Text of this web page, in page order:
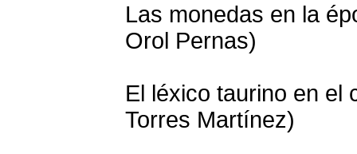
Las monedas en la
Orol Pernas)
El léxico taurino en el
Torres Martínez)